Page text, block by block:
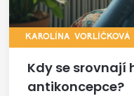
KAROLÍNA VORLÍČKOVÁ
Kdy se srovnají
antikoncepce?